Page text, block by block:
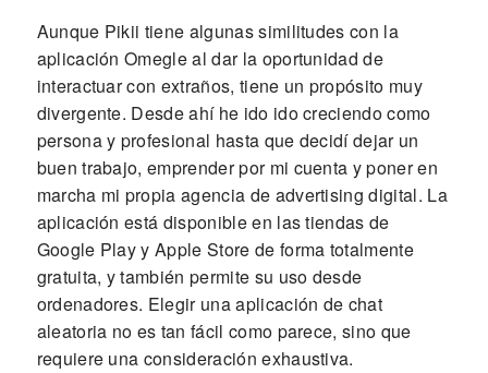
Aunque Pikii tiene algunas similitudes con la
aplicación Omegle al dar la oportunidad de
interactuar con extraños, tiene un propósito muy
divergente. Desde ahí he ido ido creciendo como
persona y profesional hasta que decidí dejar un
buen trabajo, emprender por mi cuenta y poner en
marcha mi propia agencia de advertising digital. La
aplicación está disponible en las tiendas de
Google Play y Apple Store de forma totalmente
gratuita, y también permite su uso desde
ordenadores. Elegir una aplicación de chat
aleatoria no es tan fácil como parece, sino que
requiere una consideración exhaustiva.